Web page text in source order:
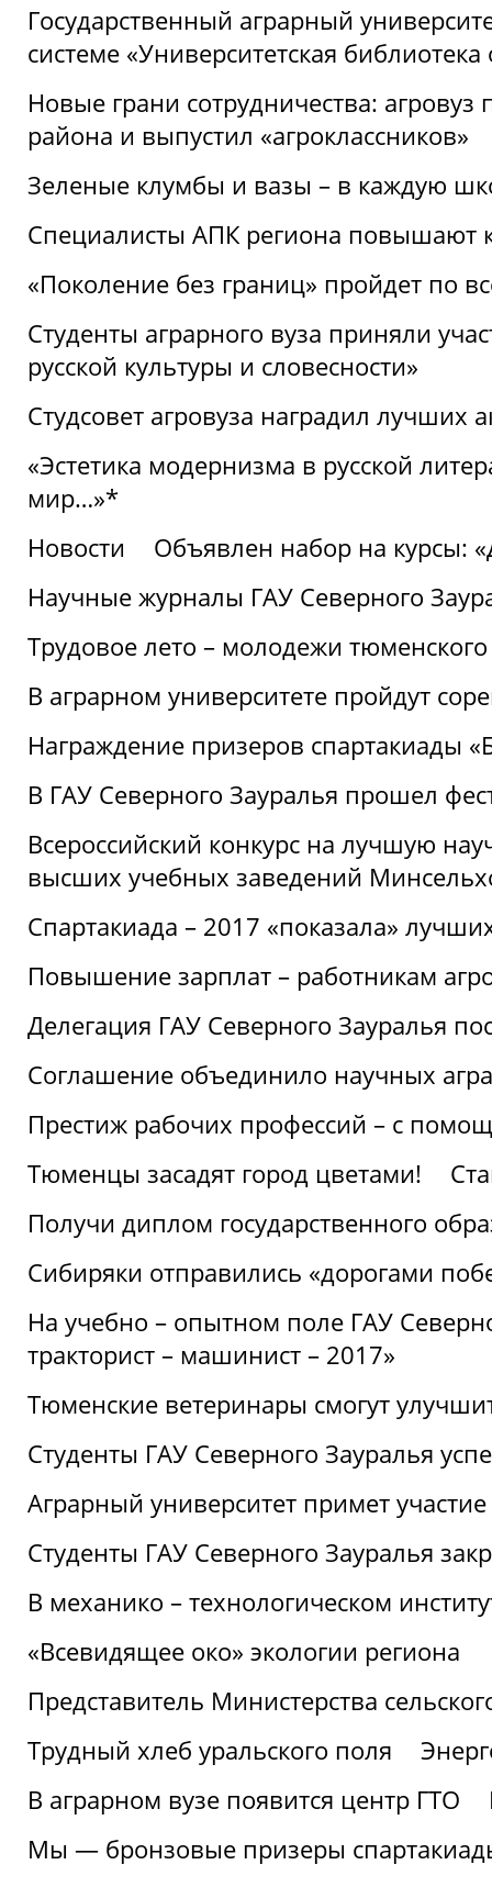
Государственный аграрный
системе «Университетская
Новые грани сотрудничества:
района и выпустил «агроклассников»
Зеленые клумбы и вазы – в каждую
Специалисты АПК региона повышают
«Поколение без границ» пройдет по
Студенты аграрного вуза приняли
русской культуры и словесности»
Студсовет агровуза наградил лучших
«Эстетика модернизма в русской
мир…»*
Новости
Объявлен набор на курсы:
Научные журналы ГАУ Северного
Трудовое лето – молодежи
В аграрном университете пройдут
Награждение призеров спартакиады
В ГАУ Северного Зауралья прошел
Всероссийский конкурс на лучшую
высших учебных заведений
Спартакиада – 2017 «показала»
Повышение зарплат – работникам
Делегация ГАУ Северного Зауралья
Соглашение объединило научных
Престиж рабочих профессий – с
Тюменцы засадят город цветами!
Получи диплом государственного
Сибиряки отправились «дорогами
На учебно – опытном поле ГАУ
тракторист – машинист – 2017»
Тюменские ветеринары смогут
Студенты ГАУ Северного Зауралья
Аграрный университет примет
Студенты ГАУ Северного Зауралья
В механико – технологическом
«Всевидящее око» экологии региона
Представитель Министерства
Трудный хлеб уральского поля
В аграрном вузе появится центр ГТО
Мы — бронзовые призеры